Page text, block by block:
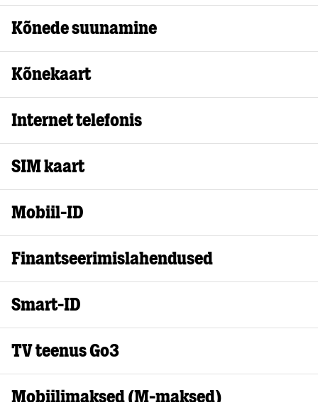
Kõnede suunamine
Kõnekaart
Internet telefonis
SIM kaart
Mobiil-ID
Finantseerimislahendused
Smart-ID
TV teenus Go3
Mobiilimaksed (M-maksed)